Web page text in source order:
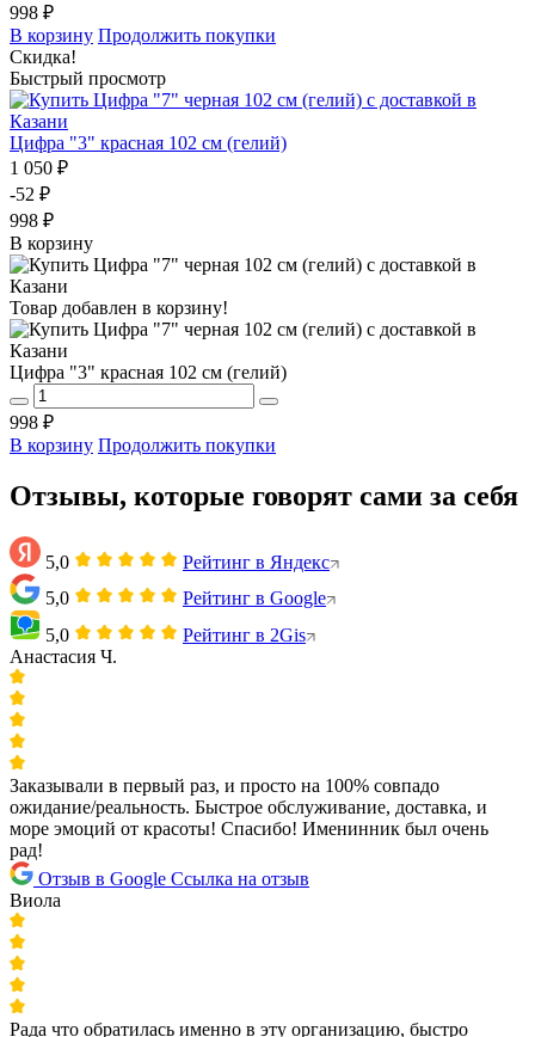
998 ₽
В корзину Продолжить покупки
Скидка!
Быстрый просмотр
Цифра "3" красная 102 см (гелий)
1 050 ₽
-52 ₽
998 ₽
В корзину
Товар добавлен в корзину!
Цифра "3" красная 102 см (гелий)
998 ₽
В корзину Продолжить покупки
Отзывы, которые говорят сами за себя
5,0
Рейтинг в Яндекс
5,0
Рейтинг в Google
5,0
Рейтинг в 2Gis
Анастасия Ч.
Заказывали в первый раз, и просто на 100% совпадо
ожидание/реальность. Быстрое обслуживание, доставка, и
море эмоций от красоты! Спасибо! Именинник был очень
рад!
Отзыв в Google Ссылка на отзыв
Виола
Рада что обратилась именно в эту организацию, быстро